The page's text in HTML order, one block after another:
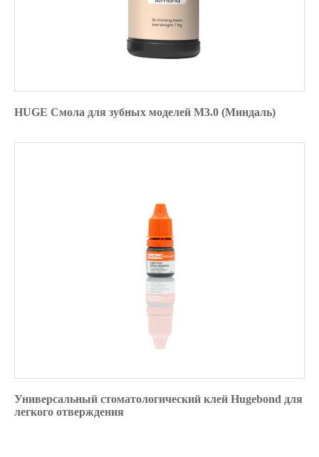
HUGE Смола для зубных моделей M3.0 (Миндаль)
Универсальный стоматологический клей Hugebond для
легкого отверждения